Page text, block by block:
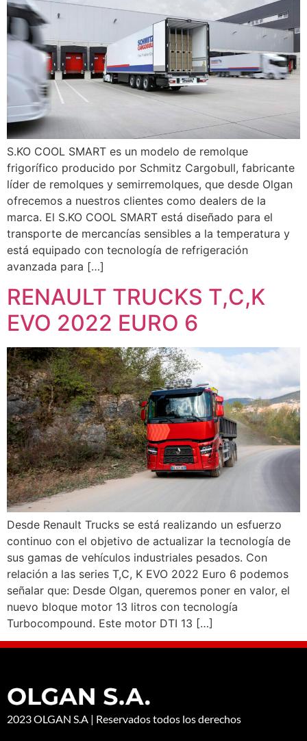
S.KO COOL SMART es un modelo de remolque
frigorífico producido por Schmitz Cargobull, fabricante
líder de remolques y semirremolques, que desde Olgan
ofrecemos a nuestros clientes como dealers de la
marca. El S.KO COOL SMART está diseñado para el
transporte de mercancías sensibles a la temperatura y
está equipado con tecnología de refrigeración
avanzada para […]
RENAULT TRUCKS T,C,K
EVO 2022 EURO 6
Desde Renault Trucks se está realizando un esfuerzo
continuo con el objetivo de actualizar la tecnología de
sus gamas de vehículos industriales pesados. Con
relación a las series T,C, K EVO 2022 Euro 6 podemos
señalar que: Desde Olgan, queremos poner en valor, el
nuevo bloque motor 13 litros con tecnología
Turbocompound. Este motor DTI 13 […]
2023 OLGAN S.A | Reservados todos los derechos